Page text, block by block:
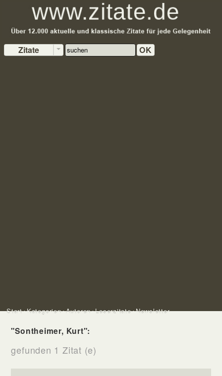
Zitate OK
Start Kategorien Autoren Leserzitate Newsletter
"Sontheimer, Kurt":
gefunden 1 Zitat (e)